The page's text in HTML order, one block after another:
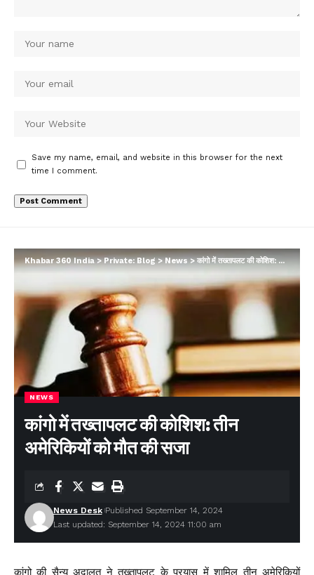
Save my name, email, and website in this browser for the next
time I comment.
Khabar 360 India>Private: Blog>News>कांगो में तख्तापलट की कोशिश: तीन अमेरिकियों को मौत की सजा
NEWS
कांगो में तख्तापलट की कोशिश: तीन
अमेरिकियों को मौत की सजा
Last updated: September 14, 2024 11:00 am
News Desk Published September 14, 2024
कांगो की सैन्य अदालत ने तख्तापलट के प्रयास में शामिल तीन अमेरिकियों